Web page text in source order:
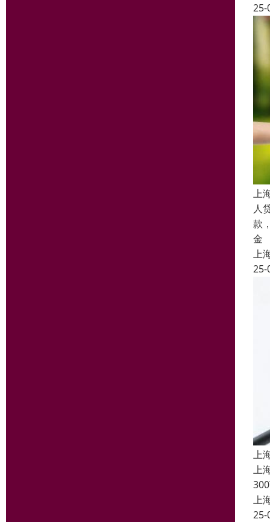
25-
上
人
款
金
上
25-
上
上
上
25-